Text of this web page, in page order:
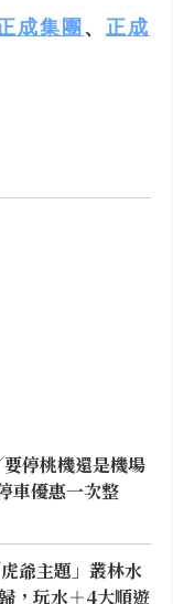
成集團 、 正成
停桃機還是機場
車優惠一次整
爺主題」叢林水
，玩水＋4大順遊